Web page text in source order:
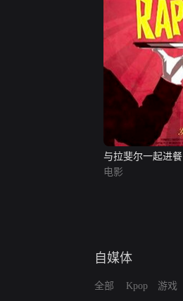
与拉斐尔一起进餐
电影
自媒体
全部 Kpop 游戏